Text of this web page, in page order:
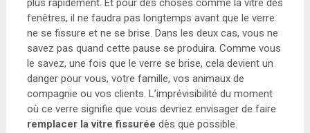
plus rapidement. Et pour des choses comme la vitre des
fenêtres, il ne faudra pas longtemps avant que le verre
ne se fissure et ne se brise. Dans les deux cas, vous ne
savez pas quand cette pause se produira. Comme vous
le savez, une fois que le verre se brise, cela devient un
danger pour vous, votre famille, vos animaux de
compagnie ou vos clients. L’imprévisibilité du moment
où ce verre signifie que vous devriez envisager de faire
remplacer la vitre fissurée dès que possible.